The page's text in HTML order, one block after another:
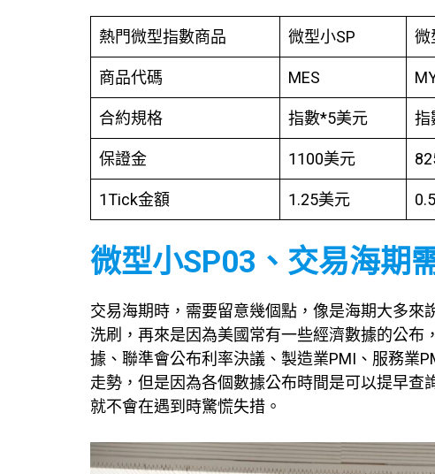
熱門微型指數商品 微型小SP 微
商品代碼 MES
合約規格 指數*5美元 指
保證金 1100美元
1Tick金額 1.25美元
微型小SP03、交易海期
交易海期時，需要留意幾個點，像是海期大多
洗刷，再來是因為美國常有一些經濟數據的公
據、聯準會公布利率決議、製造業PMI、服務業
走勢，但是因為各個數據公布時間是可以提早
就不會在遇到時驚慌失措。